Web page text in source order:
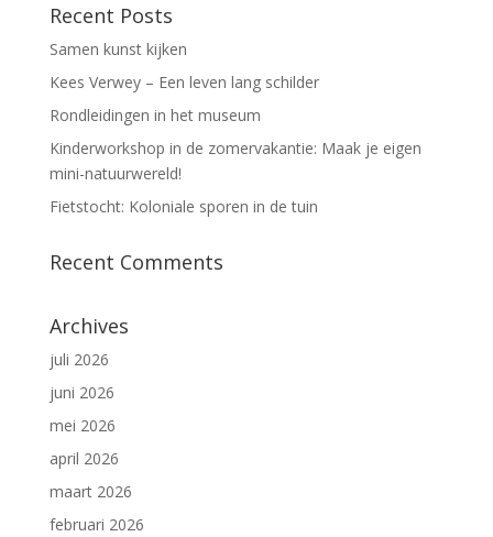
Recent Posts
Samen kunst kijken
Kees Verwey – Een leven lang schilder
Rondleidingen in het museum
Kinderworkshop in de zomervakantie: Maak je eigen
mini-natuurwereld!
Fietstocht: Koloniale sporen in de tuin
Recent Comments
Archives
juli 2026
juni 2026
mei 2026
april 2026
maart 2026
februari 2026